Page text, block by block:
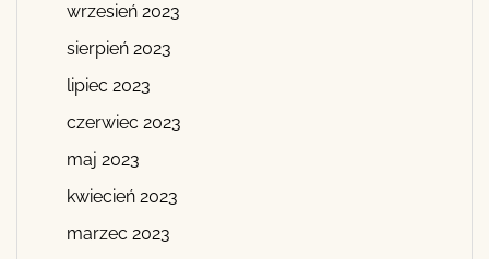
wrzesień 2023
sierpień 2023
lipiec 2023
czerwiec 2023
maj 2023
kwiecień 2023
marzec 2023